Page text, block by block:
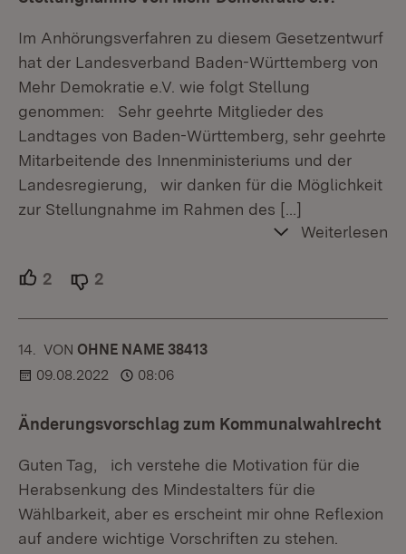
Im Anhörungsverfahren zu diesem Gesetzentwurf
hat der Landesverband Baden-Württemberg von
Mehr Demokratie e.V. wie folgt Stellung
genommen: Sehr geehrte Mitglieder des
Landtages von Baden-Württemberg, sehr geehrte
Mitarbeitende des Innenministeriums und der
Landesregierung, wir danken für die Möglichkeit
zur Stellungnahme im Rahmen des […]
Weiterlesen
2 Unterstützer.
2
14. KOMMENTAR
VON :OHNE NAME 38413
09.08.2022
08:06
Änderungsvorschlag zum Kommunalwahlrecht
Guten Tag, ich verstehe die Motivation für die
Herabsenkung des Mindestalters für die
Wählbarkeit, aber es erscheint mir ohne Reflexion
auf andere wichtige Vorschriften zu stehen.